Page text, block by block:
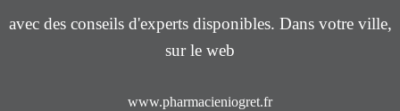
avec des conseils d'experts disponibles. Dans votre ville,
sur le web
www.pharmacieniogret.fr